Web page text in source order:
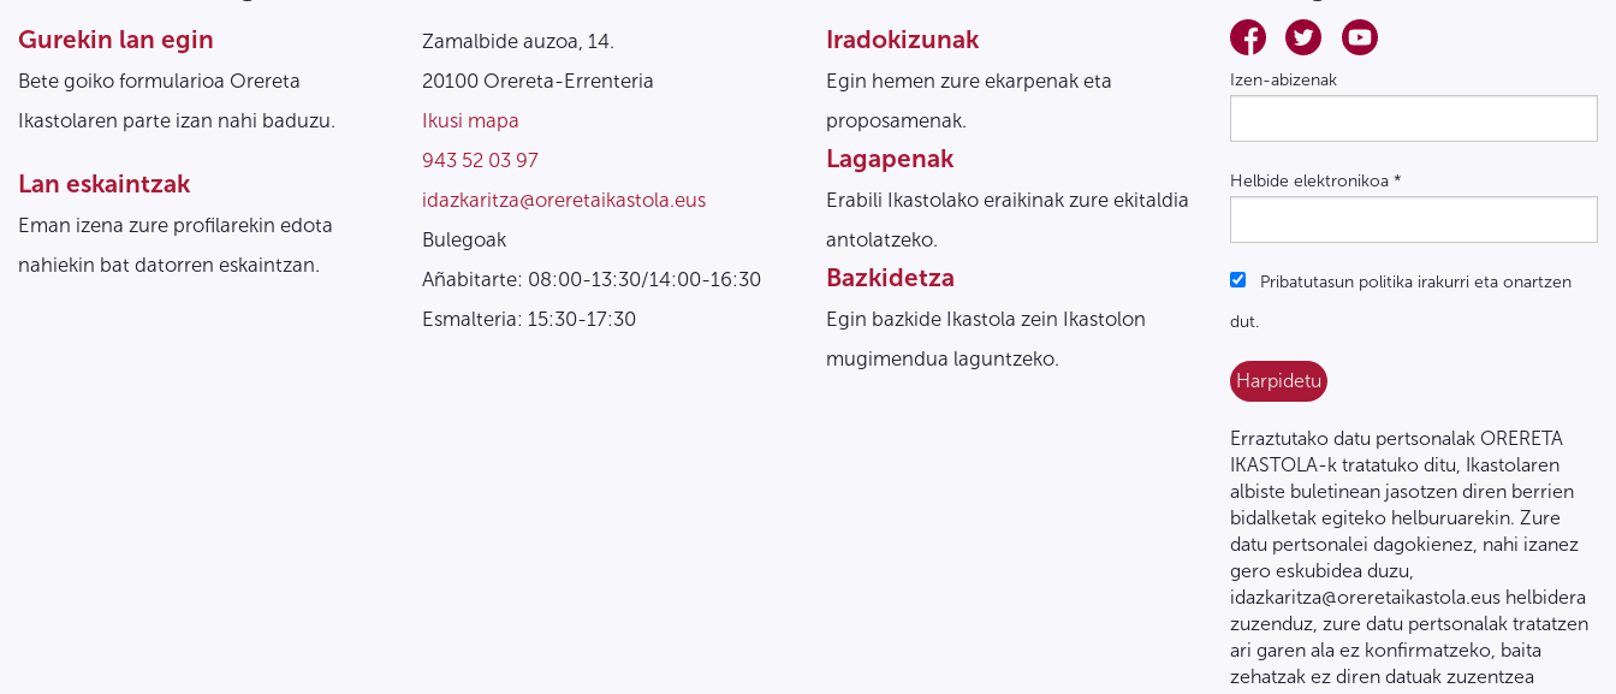
Gurekin lan egin
Bete goiko formularioa Orereta
Ikastolaren parte izan nahi baduzu.
Lan eskaintzak
Eman izena zure profilarekin edota
nahiekin bat datorren eskaintzan.
Zamalbide auzoa, 14.
20100 Orereta-Errenteria
Ikusi mapa
943 52 03 97
idazkaritza@oreretaikastola.eus
Bulegoak
Añabitarte: 08:00-13:30/14:00-16:30
Esmalteria: 15:30-17:30
Iradokizunak
Egin hemen zure ekarpenak eta
proposamenak.
Lagapenak
Erabili Ikastolako eraikinak zure ekitaldia
antolatzeko.
Bazkidetza
Egin bazkide Ikastola zein Ikastolon
mugimendua laguntzeko.
Izen-abizenak
Helbide elektronikoa *
Pribatutasun politika irakurri eta onartzen
dut.
Erraztutako datu pertsonalak ORERETA
IKASTOLA-k tratatuko ditu, Ikastolaren
albiste buletinean jasotzen diren berrien
bidalketak egiteko helburuarekin. Zure
datu pertsonalei dagokienez, nahi izanez
gero eskubidea duzu,
idazkaritza@oreretaikastola.eus helbidera
zuzenduz, zure datu pertsonalak tratatzen
ari garen ala ez konfirmatzeko, baita
zehatzak ez diren datuak zuzentzea